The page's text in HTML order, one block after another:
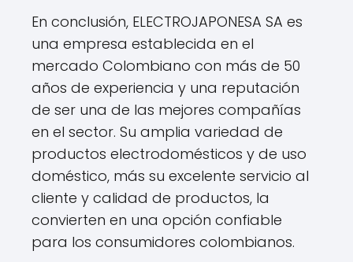
En conclusión, ELECTROJAPONESA SA es
una empresa establecida en el
mercado Colombiano con más de 50
años de experiencia y una reputación
de ser una de las mejores compañías
en el sector. Su amplia variedad de
productos electrodomésticos y de uso
doméstico, más su excelente servicio al
cliente y calidad de productos, la
convierten en una opción confiable
para los consumidores colombianos.